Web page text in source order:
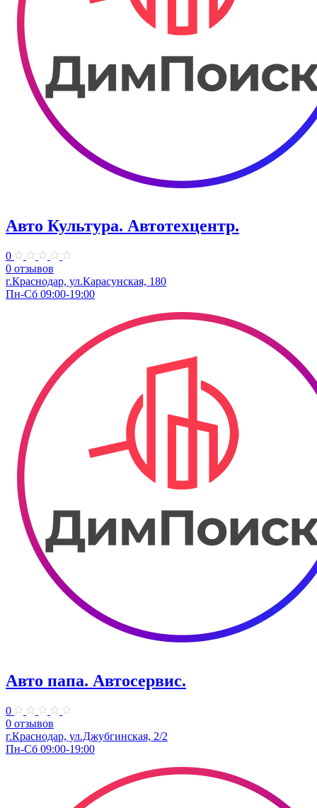
Авто Культура. ​Автотехцентр.
0
0 отзывов
​г.Краснодар, ул.Карасунская, 180
Пн-Сб 09:00-19:00
Авто папа. ​Автосервис.
0
0 отзывов
г.Краснодар, ул.Джубгинская, 2/2
Пн-Сб 09:00-19:00